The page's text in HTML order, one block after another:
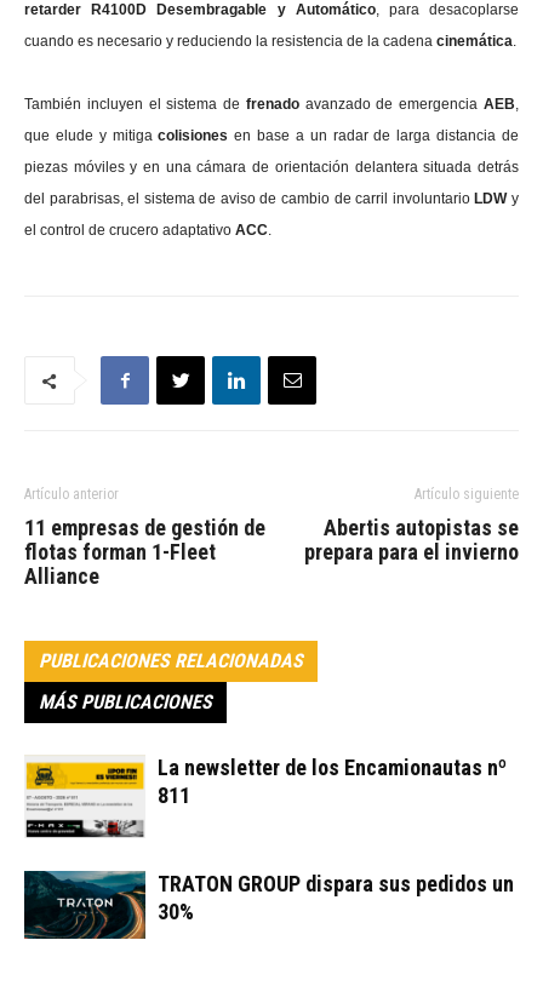
retarder R4100D Desembragable y Automático, para desacoplarse
cuando es necesario y reduciendo la resistencia de la cadena cinemática.
También incluyen el sistema de frenadoavanzado de emergenciaAEB,
que elude y mitigacolisiones en base a un radar de larga distancia de
piezas móviles y en una cámara de orientación delantera situada detrás
del parabrisas, el sistema de aviso de cambio de carril involuntario LDWy
el control de crucero adaptativo ACC.
Artículo anterior
11 empresas de gestión de
flotas forman 1-Fleet
Alliance
Artículo siguiente
Abertis autopistas se
prepara para el invierno
PUBLICACIONES RELACIONADAS
MÁS PUBLICACIONES
La newsletter de los Encamionautas nº
811
TRATON GROUP dispara sus pedidos un
30%